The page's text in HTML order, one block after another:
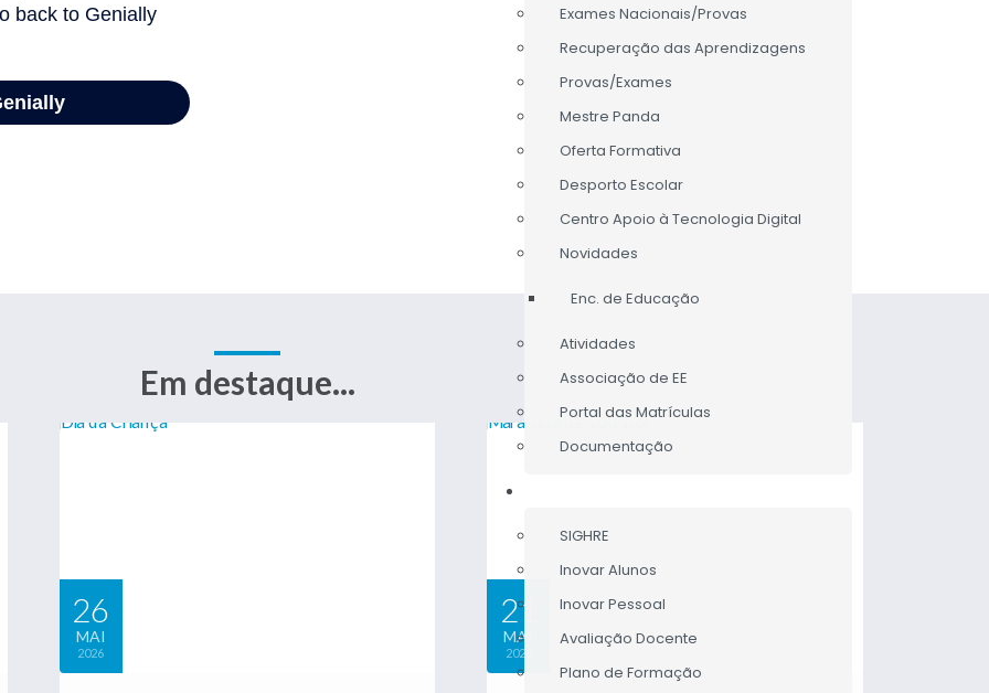
Exames Nacionais/Provas
Recuperação das Aprendizagens
Provas/Exames
Mestre Panda
Oferta Formativa
Desporto Escolar
Centro Apoio à Tecnologia Digital
Novidades
Enc. de Educação
Atividades
Associação de EE
Portal das Matrículas
Documentação
SIGHRE
Inovar Alunos
Inovar Pessoal
Avaliação Docente
Plano de Formação
Em destaque...
26
MAI
2026
21
MAI
2026